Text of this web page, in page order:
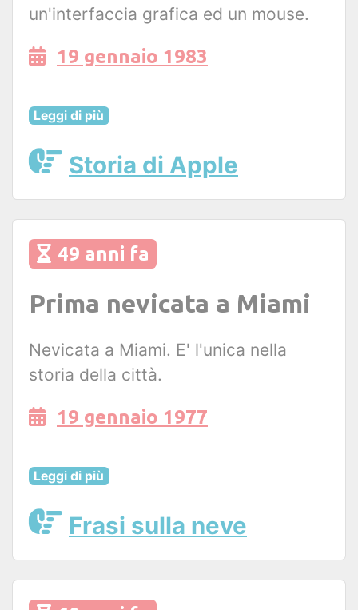
un'interfaccia grafica ed un mouse.
19 gennaio 1983
Leggi di più
Storia di Apple
49 anni fa
Prima nevicata a Miami
Nevicata a Miami. E' l'unica nella
storia della città.
19 gennaio 1977
Leggi di più
Frasi sulla neve